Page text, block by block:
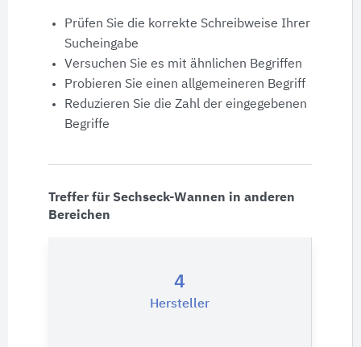
Ausschreibungstexte
CAD-Details
Architekturobjekte
Prüfen Sie die korrekte Schreibweise Ihrer
Sucheingabe
Versuchen Sie es mit ähnlichen Begriffen
Probieren Sie einen allgemeineren Begriff
Reduzieren Sie die Zahl der eingegebenen
Begriffe
Treffer für Sechseck-Wannen in anderen
Bereichen
4
Hersteller